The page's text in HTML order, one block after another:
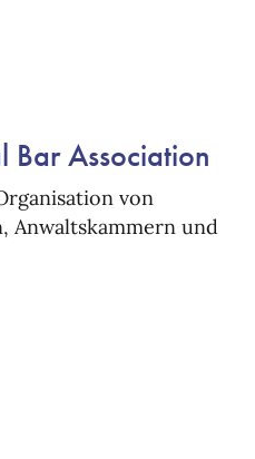
Bar Association
von
Anwaltskammern und